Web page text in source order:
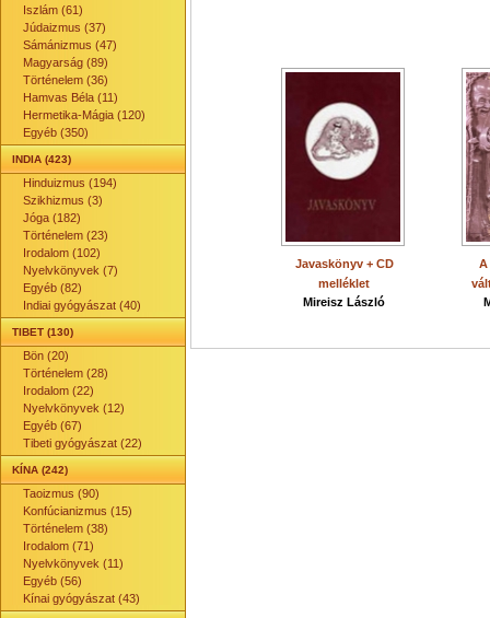
Iszlám (61)
Júdaizmus (37)
Sámánizmus (47)
Magyarság (89)
Történelem (36)
Hamvas Béla (11)
Hermetika-Mágia (120)
Egyéb (350)
INDIA (423)
Hinduizmus (194)
Szikhizmus (3)
Jóga (182)
Történelem (23)
Irodalom (102)
Nyelvkönyvek (7)
Egyéb (82)
Indiai gyógyászat (40)
TIBET (130)
Bön (20)
Történelem (28)
Irodalom (22)
Nyelvkönyvek (12)
Egyéb (67)
Tibeti gyógyászat (22)
KÍNA (242)
Taoizmus (90)
Konfúcianizmus (15)
Történelem (38)
Irodalom (71)
Nyelvkönyvek (11)
Egyéb (56)
Kínai gyógyászat (43)
Javaskönyv + CD
melléklet
Mireisz László
A